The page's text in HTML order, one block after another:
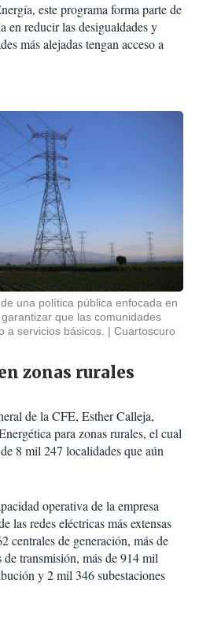
este programa forma parte de
en reducir las desigualdades y
más alejadas tengan acceso a
una política pública enfocada en
que las comunidades
a servicios básicos.
Cuartoscuro
zonas rurales
de la CFE, Esther Calleja,
para zonas rurales, el cual
8 mil 247 localidades que aún
operativa de la empresa
las redes eléctricas más extensas
centrales de generación, más de
transmisión, más de 914 mil
y 2 mil 346 subestaciones